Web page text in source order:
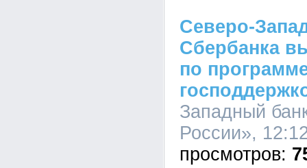
Северо-
Сбербанка
по
Западный
России»,